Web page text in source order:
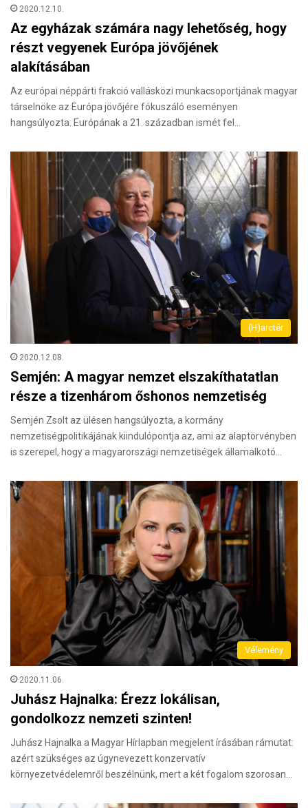
2020.12.10.
Az egyházak számára nagy lehetőség, hogy
részt vegyenek Európa jövőjének
alakításában
Az európai néppárti frakció vallásközi munkacsoportjának magyar
társelnöke az Európa jövőjére fókuszáló eseményen
hangsúlyozta: Európának a 21. században ismét fel…
(H)arctér
2020.12.08.
Semjén: A magyar nemzet elszakíthatatlan
része a tizenhárom őshonos nemzetiség
Semjén Zsolt az ülésen hangsúlyozta, a kormány
nemzetiségpolitikájának kiindulópontja az, ami az alaptörvényben
is szerepel, hogy a magyarországi nemzetiségek államalkotó…
Vélemény
2020.11.06.
Juhász Hajnalka: Érezz lokálisan,
gondolkozz nemzeti szinten!
Juhász Hajnalka a Magyar Hírlapban megjelent írásában rámutat:
azért szükséges az úgynevezett konzervatív
környezetvédelemről beszélnünk, mert a két fogalom szorosan…